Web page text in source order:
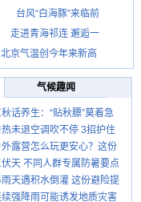
台风“白海豚”来临前
走进青海祁连 邂逅一
北京气温创今年来新高
气候趣闻
话养生：“贴秋膘”莫着急
暑再防燥
未退空调吹不停 3招护住
不酸痛
外露营怎么玩更安心？这份
请收好
天 不同人群专属防暑要点
好
天遇积水倒灌 这份避险提
收好
强降雨可能诱发地质灾害